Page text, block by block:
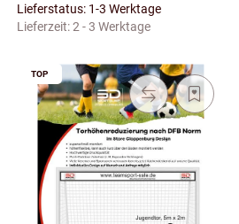
Lieferstatus: 1-3 Werktage
Lieferzeit:2 - 3 Werktage
TOP